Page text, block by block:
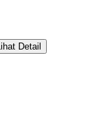
Lihat Detail